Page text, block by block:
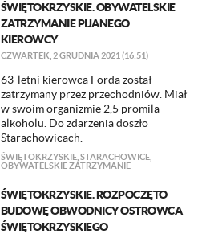
​ŚWIĘTOKRZYSKIE. OBYWATELSKIE
ZATRZYMANIE PIJANEGO
KIEROWCY
CZWARTEK, 2 GRUDNIA 2021 (16:51)
63-letni kierowca Forda został
zatrzymany przez przechodniów. Miał
w swoim organizmie 2,5 promila
alkoholu. Do zdarzenia doszło
Starachowicach.
ŚWIĘTOKRZYSKIE, STARACHOWICE,
OBYWATELSKIE ZATRZYMANIE
ŚWIĘTOKRZYSKIE. ROZPOCZĘTO
BUDOWĘ OBWODNICY OSTROWCA
ŚWIĘTOKRZYSKIEGO